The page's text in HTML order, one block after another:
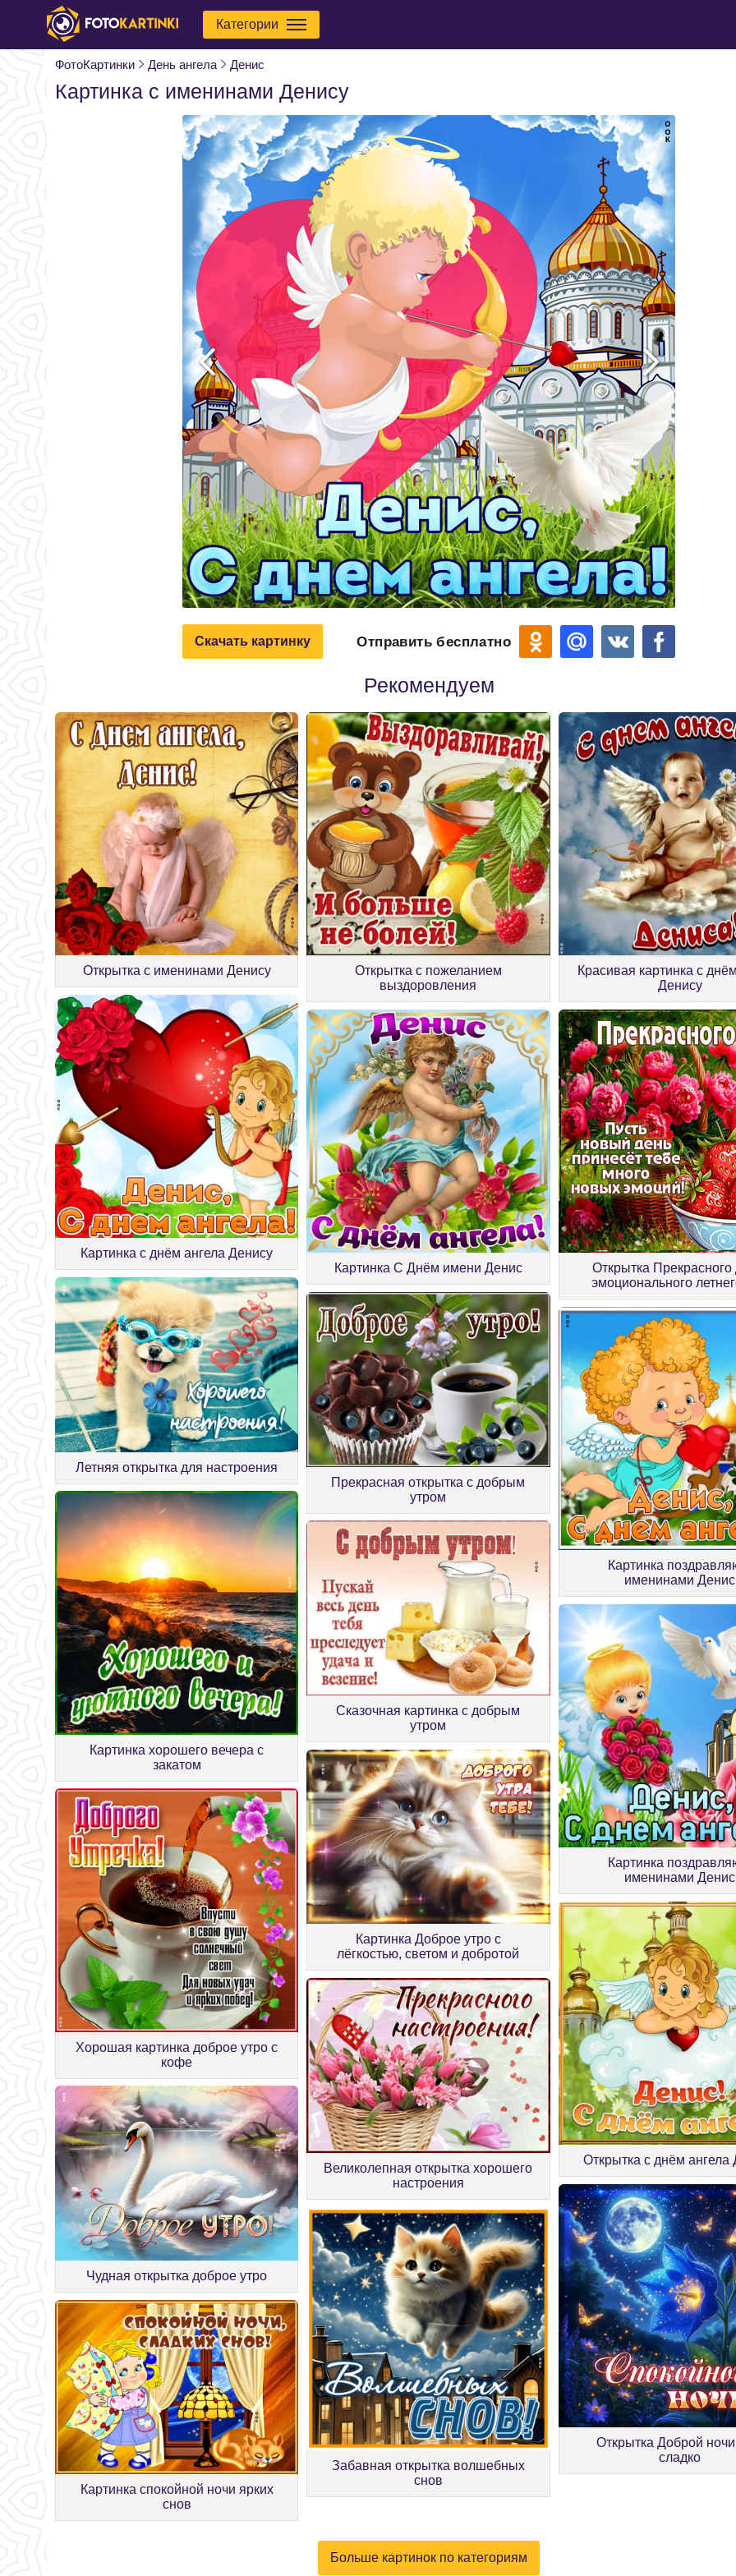
Категории
ФотоКартинки День ангела Денис
Картинка с именинами Денису
Скачать картинку Отправить бесплатно
Рекомендуем
Открытка с именинами Денису
Открытка с пожеланием
выздоровления
Красивая картинка с
Денису
Картинка с днём ангела Денису
Картинка С Днём имени Денис
Открытка Прекрасного
эмоционального
Летняя открытка для настроения
Прекрасная открытка с добрым
утром
Картинка
именинами Денис
Картинка хорошего вечера с
закатом
Сказочная картинка с добрым
утром
Картинка
именинами Денис
Хорошая картинка доброе утро с
кофе
Картинка Доброе утро с
лёгкостью, светом и добротой
Открытка с днём ангела
Чудная открытка доброе утро
Великолепная открытка хорошего
настроения
Открытка Доброй
сладко
Картинка спокойной ночи ярких
снов
Забавная открытка волшебных
снов
Больше картинок по категориям